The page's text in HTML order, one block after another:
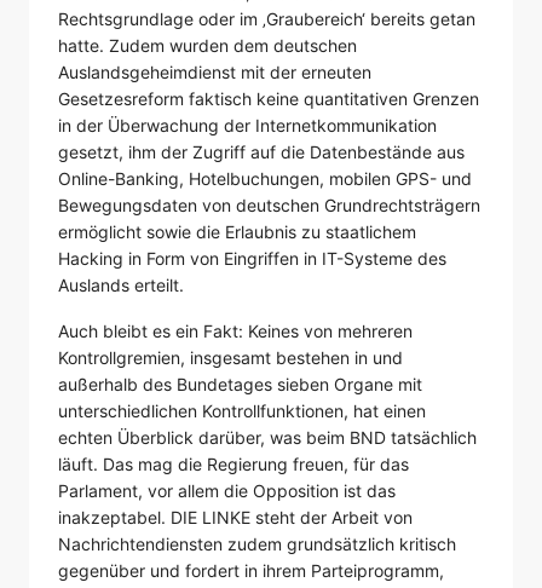
Rechtsgrundlage oder im ‚Graubereich‘ bereits getan
hatte. Zudem wurden dem deutschen
Auslandsgeheimdienst mit der erneuten
Gesetzesreform faktisch keine quantitativen Grenzen
in der Überwachung der Internetkommunikation
gesetzt, ihm der Zugriff auf die Datenbestände aus
Online-Banking, Hotelbuchungen, mobilen GPS- und
Bewegungsdaten von deutschen Grundrechtsträgern
ermöglicht sowie die Erlaubnis zu staatlichem
Hacking in Form von Eingriffen in IT-Systeme des
Auslands erteilt.
Auch bleibt es ein Fakt: Keines von mehreren
Kontrollgremien, insgesamt bestehen in und
außerhalb des Bundetages sieben Organe mit
unterschiedlichen Kontrollfunktionen, hat einen
echten Überblick darüber, was beim BND tatsächlich
läuft. Das mag die Regierung freuen, für das
Parlament, vor allem die Opposition ist das
inakzeptabel. DIE LINKE steht der Arbeit von
Nachrichtendiensten zudem grundsätzlich kritisch
gegenüber und fordert in ihrem Parteiprogramm,